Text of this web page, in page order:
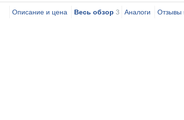
Описание и цена Весь обзор 3 Аналоги Отзывы